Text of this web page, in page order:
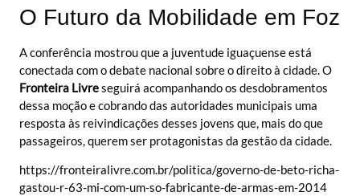
O Futuro da Mobilidade em Foz
A conferência mostrou que a juventude iguaçuense está
conectada com o debate nacional sobre o direito à cidade. O
Fronteira Livreseguirá acompanhando os desdobramentos
dessa moção e cobrando das autoridades municipais uma
resposta às reivindicações desses jovens que, mais do que
passageiros, querem ser protagonistas da gestão da cidade.
https://fronteiralivre.com.br/politica/governo-de-beto-richa-
gastou-r-63-mi-com-um-so-fabricante-de-armas-em-2014